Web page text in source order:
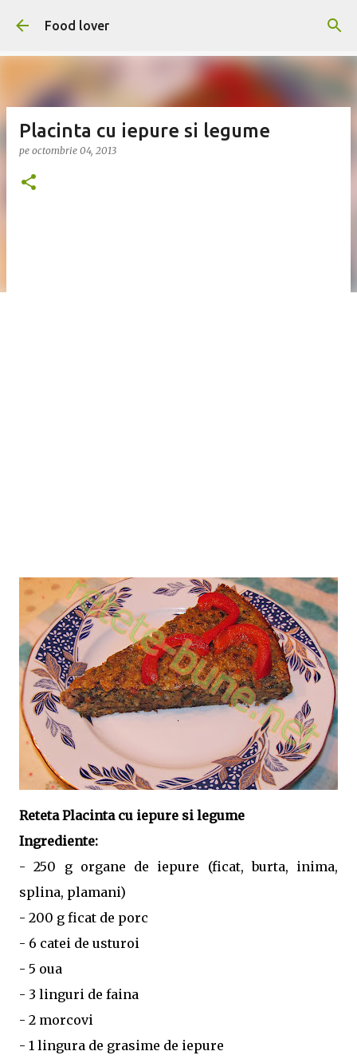
Treceți la conținutul principal
Food lover
Placinta cu iepure si legume
pe octombrie 04, 2013
Reteta Placinta cu iepure si legume
Ingrediente:
- 250 g organe de iepure (ficat, burta, inima,
splina, plamani)
- 200 g ficat de porc
- 6 catei de usturoi
- 5 oua
- 3 linguri de faina
- 2 morcovi
- 1 lingura de grasime de iepure